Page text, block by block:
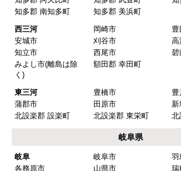
名古屋市北区
名古屋市西区
名
名古屋市中区
名古屋市昭和区
名古屋市熱田区
名古屋市中川区
名
名古屋市南区
名古屋市守山区
名
名古屋市名東区
名古屋市天白区
尾張
一宮市
江南市
小牧市
稲
尾張旭市
岩倉市
豊
日進市
清須市
北
愛西市
あま市
愛
海部郡 大治町
海部郡 蟹江町
海